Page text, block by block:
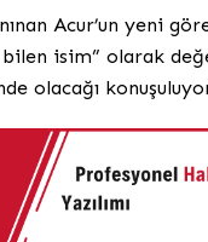
Acur’un yeni
bilen isim” olarak
olacağı